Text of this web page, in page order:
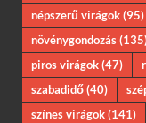
népszerű virágok(95)
növénygondozás
piros virágok(47)
szabadidő(40)
színes virágok(141)